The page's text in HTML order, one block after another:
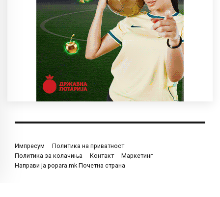
Импресум
Политика на приватност
Политика за колачиња
Контакт
Маркетинг
Направи ја popara.mk Почетна страна